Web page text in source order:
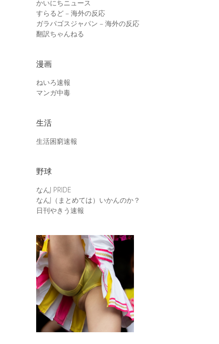
かいにちニュース
すらるど – 海外の反応
ガラパゴスジャパン – 海外の反応
翻訳ちゃんねる
漫画
ねいろ速報
マンガ中毒
生活
生活困窮速報
野球
なんJ PRIDE
なんJ（まとめては）いかんのか？
日刊やきう速報